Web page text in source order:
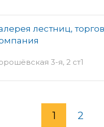
лестниц,
3-я, 2 ст1
1 2